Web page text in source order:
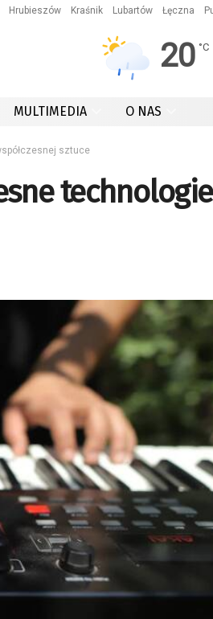
Hrubieszów Kraśnik Lubartów Łęczna
20 °C
MULTIMEDIA O NAS
sztuce
technologie